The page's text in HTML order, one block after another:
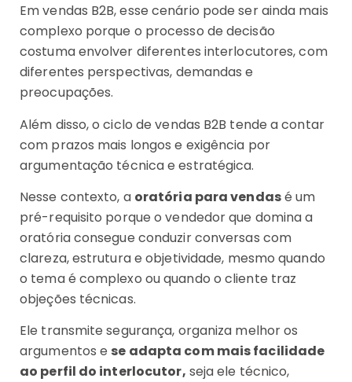
Em vendas B2B, esse cenário pode ser ainda mais
complexo porque o processo de decisão
costuma envolver diferentes interlocutores, com
diferentes perspectivas, demandas e
preocupações.
Além disso, o ciclo de vendas B2B tende a contar
com prazos mais longos e exigência por
argumentação técnica e estratégica.
Nesse contexto, a oratória para vendasé um
pré-requisito porque o vendedor que domina a
oratória consegue conduzir conversas com
clareza, estrutura e objetividade, mesmo quando
o tema é complexo ou quando o cliente traz
objeções técnicas.
Ele transmite segurança, organiza melhor os
argumentos e se adapta com mais facilidade
ao perfil do interlocutor, seja ele técnico,